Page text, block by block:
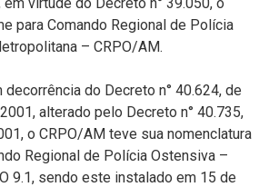
para Comando Regional de Polícia
– CRPO/AM.
decorrência do Decreto n° 40.624, de
alterado pelo Decreto n° 40.735,
o CRPO/AM teve sua nomenclatura
Regional de Polícia Ostensiva –
9.1, sendo este instalado em 15 de